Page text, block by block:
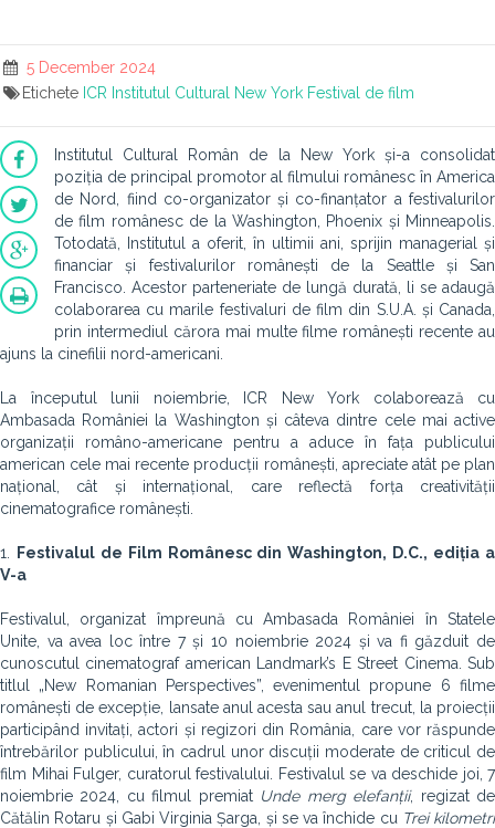
5 December 2024
Etichete ICR Institutul Cultural New York Festival de film
Institutul Cultural Român de la New York și-a consolidat
poziția de principal promotor al filmului românesc în America
de Nord, fiind co-organizator și co-finanțator a festivalurilor
de film românesc de la Washington, Phoenix și Minneapolis.
Totodată, Institutul a oferit, în ultimii ani, sprijin managerial și
financiar și festivalurilor românești de la Seattle și San
Francisco. Acestor parteneriate de lungă durată, li se adaugă
colaborarea cu marile festivaluri de film din S.U.A. și Canada,
prin intermediul cărora mai multe filme românești recente au
ajuns la cinefilii nord-americani.
La începutul lunii noiembrie, ICR New York colaborează cu
Ambasada României la Washington și câteva dintre cele mai active
organizații româno-americane pentru a aduce în fața publicului
american cele mai recente producții românești, apreciate atât pe plan
național, cât și internațional, care reflectă forța creativității
cinematografice românești.
1.
Festivalul de Film Românesc din Washington, D.C., ediția a
V-a
Festivalul, organizat împreună cu Ambasada României în Statele
Unite, va avea loc între 7 și 10 noiembrie 2024 și va fi găzduit de
cunoscutul cinematograf american Landmark’s E Street Cinema. Sub
titlul „New Romanian Perspectives”, evenimentul propune 6 filme
românești de excepție, lansate anul acesta sau anul trecut, la proiecții
participând invitați, actori și regizori din România, care vor răspunde
întrebărilor publicului, în cadrul unor discuții moderate de criticul de
film Mihai Fulger, curatorul festivalului. Festivalul se va deschide joi, 7
noiembrie 2024, cu filmul premiat Unde merg elefanții, regizat de
Cătălin Rotaru și Gabi Virginia Șarga, și se va închide cu Trei kilometri